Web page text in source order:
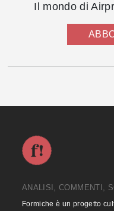
Il mondo di
ANALISI, COMMENTI,
Formiche è un progetto